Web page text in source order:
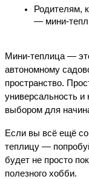
Родителям,
— мини-
Мини-теплица —
автономному
пространство.
универсальность
выбором для
Если вы всё ещё
теплицу —
будет не просто
полезного хобби.